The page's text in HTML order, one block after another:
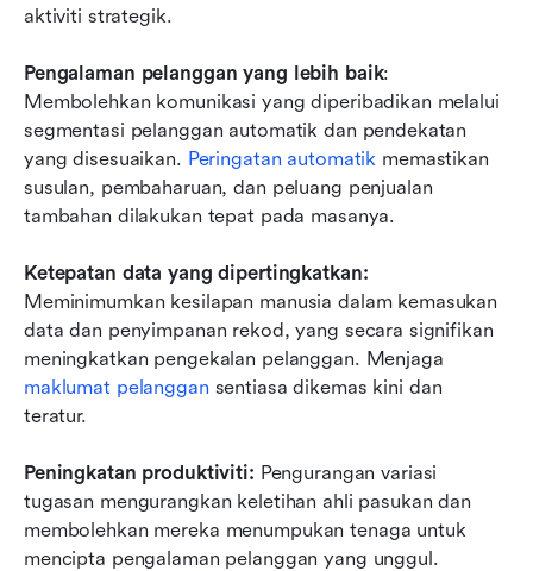
aktiviti strategik.
Pengalaman pelanggan yang lebih baik:
Membolehkan komunikasi yang diperibadikan melalui
segmentasi pelanggan automatik dan pendekatan
yang disesuaikan. Peringatan automatik memastikan
susulan, pembaharuan, dan peluang penjualan
tambahan dilakukan tepat pada masanya.
Meminimumkan kesilapan manusia dalam kemasukan
data dan penyimpanan rekod, yang secara signifikan
maklumat pelanggan sentiasa dikemas kini dan
teratur.
Peningkatan produktiviti: Pengurangan variasi
tugasan mengurangkan keletihan ahli pasukan dan
membolehkan mereka menumpukan tenaga untuk
mencipta pengalaman pelanggan yang unggul.